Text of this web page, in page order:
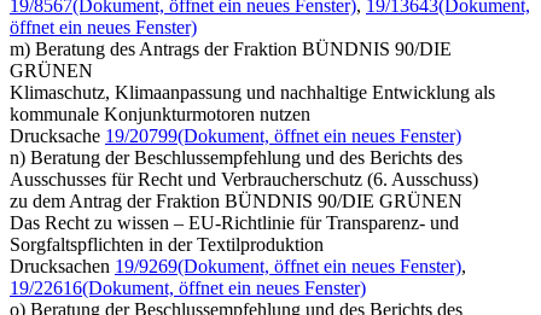
19/8567(Dokument, öffnet ein neues Fenster), 19/13643(Dokument,
öffnet ein neues Fenster)
m) Beratung des Antrags der Fraktion BÜNDNIS 90/DIE
GRÜNEN
Klimaschutz, Klimaanpassung und nachhaltige Entwicklung als
kommunale Konjunkturmotoren nutzen
Drucksache 19/20799(Dokument, öffnet ein neues Fenster)
n) Beratung der Beschlussempfehlung und des Berichts des
Ausschusses für Recht und Verbraucherschutz (6. Ausschuss)
zu dem Antrag der Fraktion BÜNDNIS 90/DIE GRÜNEN
Das Recht zu wissen – EU-Richtlinie für Transparenz- und
Sorgfaltspflichten in der Textilproduktion
Drucksachen 19/9269(Dokument, öffnet ein neues Fenster),
19/22616(Dokument, öffnet ein neues Fenster)
o) Beratung der Beschlussempfehlung und des Berichts des